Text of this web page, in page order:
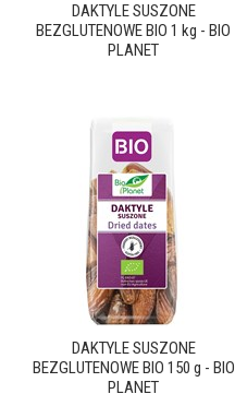
DAKTYLE SUSZONE
BEZGLUTENOWE BIO 1 kg - BIO
PLANET
DAKTYLE SUSZONE
BEZGLUTENOWE BIO 150 g - BIO
PLANET